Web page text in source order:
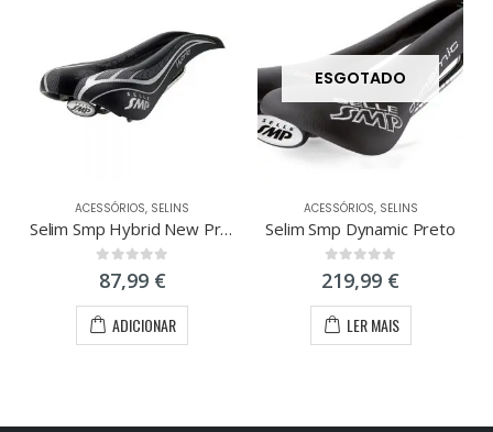
ACESSÓRIOS, SELINS
Selim Smp Hybrid New Preto
0out of 5
87,99 €
ADICIONAR
ESGOTADO
ACESSÓRIOS, SELINS
Selim Smp Dynamic Preto
0 out of 5
219,99 €
LER MAIS